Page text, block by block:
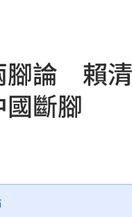
聲押...法官裁定請回
惡行 外交部啟動調查
新最高領袖傳病危
事故！3主持人齊卡住
校長！高為元道歉了
揮刀還尿在警身上
腳論 賴
斷腳